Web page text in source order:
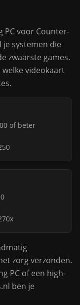
PC voor Counter-
je systemen die
zwaarste games.
videokaart
of beter
zorg verzonden.
PC of een high-
ben je